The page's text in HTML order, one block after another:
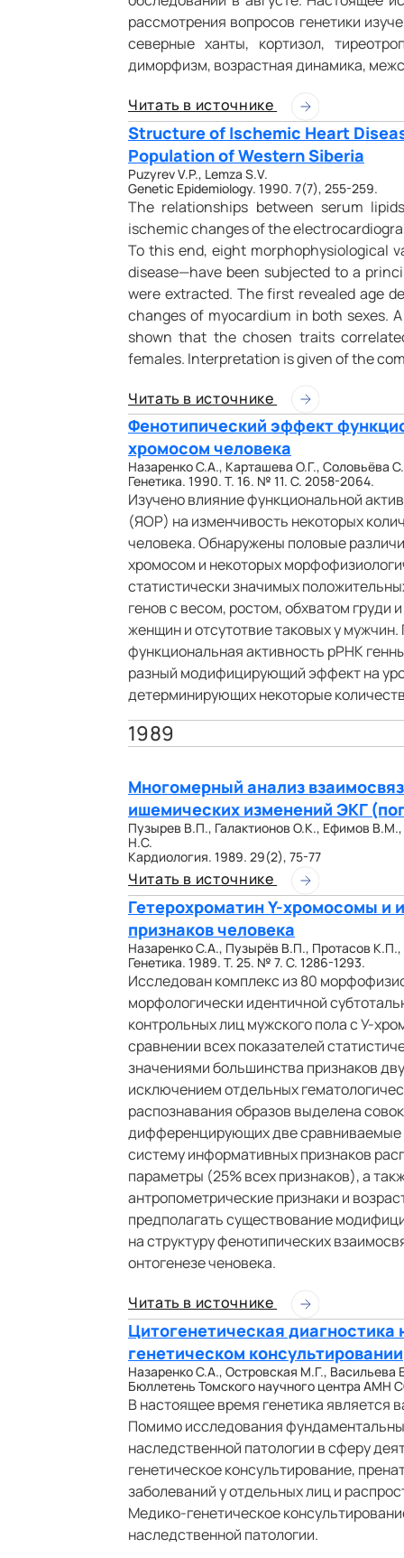
рассмотрения вопросов генетики
северные ханты, кортизол,
диморфизм, возрастная динамика,
Читать в источнике
Structure of Ischemic Heart
Population of Western Siberia
Puzyrev V.P., Lemza S.V.
Genetic Epidemiology. 1990. 7(7), 255-259.
The relationships between serum
ischemic changes of the
To this end, eight morphophysiological
disease—have been subjected to a
were extracted. The first revealed age
changes of myocardium in both sexes.
shown that the chosen traits
females. Interpretation is given of the
Читать в источнике
Фенотипический эффект
хромосом человека
Назаренко С.А., Карташева О.Г., Соловьёва
Генетика. 1990. Т. 16. № 11. С. 2058-2064.
Изучено влияние функциональной
(ЯОР) на изменчивость некоторых
человека. Обнаружены половые
хромосом и некоторых
статистически значимых
генов с весом, ростом, обхватом
женщин и отсутотвие таковых у
функциональная активность рРНК
разный модифицирующий эффект на
детерминирующих некоторые
1989
Многомерный анализ
ишемических изменений ЭКГ
Пузырев В.П., Галактионов О.К., Ефимов
Н.С.
Кардиология. 1989. 29(2), 75-77
Читать в источнике
Гетерохроматин Y-хромосомы и
признаков человека
Назаренко С.А., Пузырёв В.П., Протасов
Генетика. 1989. Т. 25. № 7. С. 1286-1293.
Исследован комплекс из 80
морфологически идентичной
контрольных лиц мужского пола с У-
сравнении всех показателей
значениями большинства признаков
исключением отдельных
распознавания образов выделена
дифференцирующих две сравниваемые
систему информативных признаков
параметры (25% всех признаков), а
антропометрические признаки и
предполагать существование
на структуру фенотипических
онтогенезе ченовека.
Читать в источнике
Цитогенетическая
генетическом консультировании
Назаренко С.А., Островская М.Г., Васильева
Бюллетень Томского научного центра АМН
В настоящее время генетика является
Помимо исследования
наследственной патологии в сферу
генетическое консультирование,
заболеваний у отдельных лиц и
Медико-генетическое
наследственной патологии.